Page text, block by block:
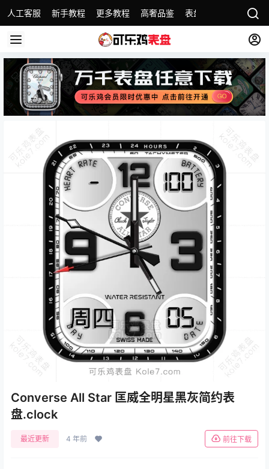
人工客服 新手教程 更多教程 高奢品鉴 表盘精选 名表故事
Converse All Star 匡威全明星黑灰简约表
盘.clock
最近更新 4 年前 前往下载